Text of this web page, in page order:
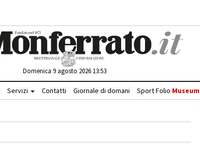
Domenica 9 agosto 2026 13:53
Servizi Contatti Giornale di domani Sport Folio Museum